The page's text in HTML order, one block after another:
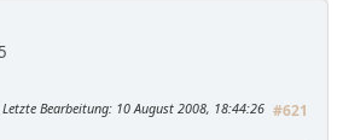
#621
Letzte Bearbeitung: 10 August 2008, 18:44:26